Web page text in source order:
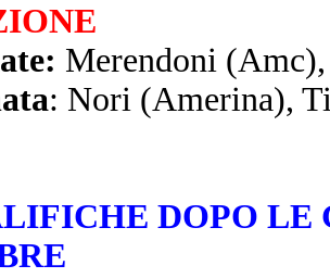
Merendoni
: Nori (Amerina),
DOPO LE